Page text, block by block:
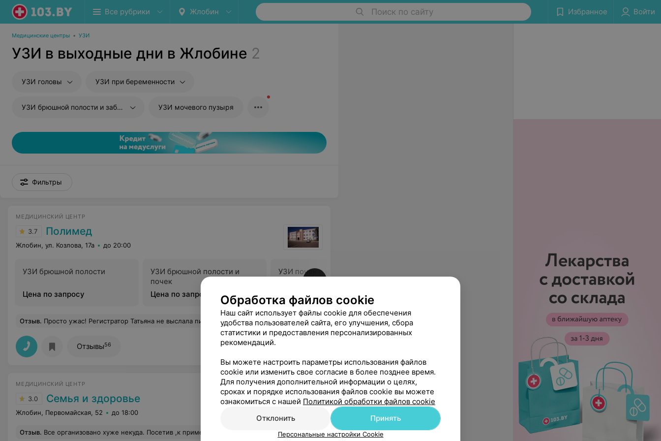
Все рубрики Жлобин Поиск по сайту Избранное Войти
Медицинские центры • УЗИ
УЗИ в выходные дни в Жлобине 2
УЗИ головы УЗИ при беременности
УЗИ брюшной полости и забрюшиного пространства УЗИ мочевого пузыря
Фильтры
МЕДИЦИНСКИЙ ЦЕНТР
3.7 Полимед
Жлобин, ул. Козлова, 17а до 20:00
УЗИ брюшной полости
Цена по запросу
УЗИ брюшной полости и
почек
Цена по запросу
УЗИ почек и надпочечников
Цена по запросу
мочевого пузыря
УЗИ мочевого пузыря
Цена по запросу
Отзыв. Просто ужас! Регистратор Татьяна не выслала письмом результат анализа. Ждала две недели, а они просто не отправили!Заплатить немаленькие деньги и остаться без результата! Отвратительный центр. Еще
Отзывы56
МЕДИЦИНСКИЙ ЦЕНТР
3.0 Семья и здоровье
Жлобин, Первомайская, 52 до 18:00
Отзыв. Все организовано хуже некуда. Посетив ,к примеру, врача-гинеколога и сдав анализы,заплатив за это все немалые деньги, ждите проблем с выдачей результатов анализов. Особенно , если вы иногородний. На дворе 21 век, а на Первомайскую,52 нужно явится лично!!! ни о каком результате на е-mail или по телефону речь не ведется. Боятся нарушить конфиденциальность (не думаю,что при выдаче лично попросят паспорт-проверю)И наровят еще и консультацию навязать,естественно платную. В ощем,больше туда ни ногой. И людям,у который время ценно, рекомендую подыскать более современный центр. Итог-НЕ РЕКОМЕНДУЮ Еще
Обработка файлов cookie
Наш сайт использует файлы cookie для обеспечения
удобства пользователей сайта, его улучшения, сбора
статистики и предоставления персонализированных
рекомендаций.
Вы можете настроить параметры использования файлов
cookie или изменить свое согласие в более позднее время.
Для получения дополнительной информации о целях,
сроках и порядке использования файлов cookie вы можете
ознакомиться с нашей Политикой обработки файлов cookie
Отклонить
Принять
Персональные настройки Cookie